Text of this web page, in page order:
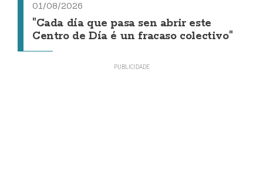
01/08/2026
"Cada día que pasa sen abrir este
Centro de Día é un fracaso colectivo"